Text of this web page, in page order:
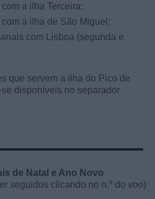
a ilha Terceira;
a ilha de São Miguel;
com Lisboa (segunda e
que servem a ilha do Pico de
disponíveis no separador
de Natal e Ano Novo
seguidos clicando no n.º do voo)